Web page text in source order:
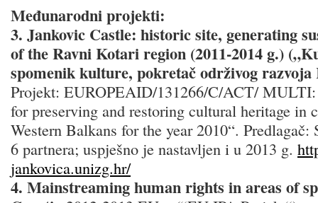
Međunarodni projekti:
3. Jankovic Castle: historic site, generating
of the Ravni Kotari region (2011-2014 g.)
spomenik kulture, pokretač održivog razvoja
Projekt: EUROPEAID/131266/C/ACT/ MULTI:
for preserving and restoring cultural heritage in
Western Balkans for the year 2010“.
6 partnera; uspješno je nastavljen i u 2013 g.
jankovica.unizg.hr/
4. Mainstreaming human rights in areas of